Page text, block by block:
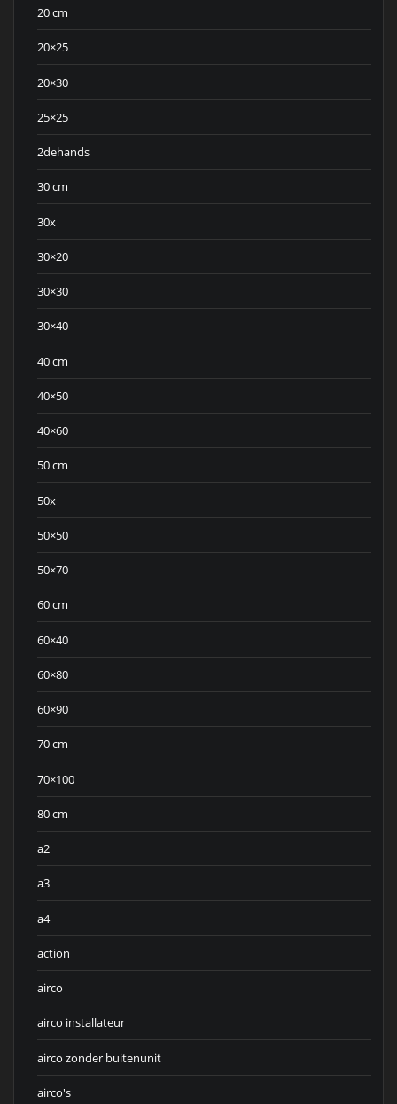
20 cm
20×25
20×30
25×25
2dehands
30 cm
30x
30×20
30×30
30×40
40 cm
40×50
40×60
50 cm
50x
50×50
50×70
60 cm
60×40
60×80
60×90
70 cm
70×100
80 cm
a2
a3
a4
action
airco
airco installateur
airco zonder buitenunit
airco's